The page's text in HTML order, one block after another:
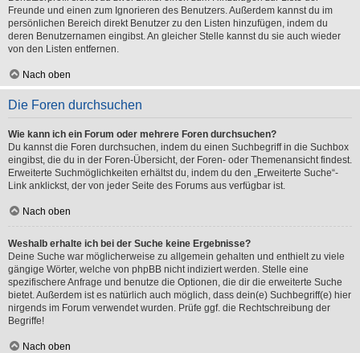
Freunde und einen zum Ignorieren des Benutzers. Außerdem kannst du im
persönlichen Bereich direkt Benutzer zu den Listen hinzufügen, indem du
deren Benutzernamen eingibst. An gleicher Stelle kannst du sie auch wieder
von den Listen entfernen.
Nach oben
Die Foren durchsuchen
Wie kann ich ein Forum oder mehrere Foren durchsuchen?
Du kannst die Foren durchsuchen, indem du einen Suchbegriff in die Suchbox
eingibst, die du in der Foren-Übersicht, der Foren- oder Themenansicht findest.
Erweiterte Suchmöglichkeiten erhältst du, indem du den „Erweiterte Suche“-
Link anklickst, der von jeder Seite des Forums aus verfügbar ist.
Nach oben
Weshalb erhalte ich bei der Suche keine Ergebnisse?
Deine Suche war möglicherweise zu allgemein gehalten und enthielt zu viele
gängige Wörter, welche von phpBB nicht indiziert werden. Stelle eine
spezifischere Anfrage und benutze die Optionen, die dir die erweiterte Suche
bietet. Außerdem ist es natürlich auch möglich, dass dein(e) Suchbegriff(e) hier
nirgends im Forum verwendet wurden. Prüfe ggf. die Rechtschreibung der
Begriffe!
Nach oben